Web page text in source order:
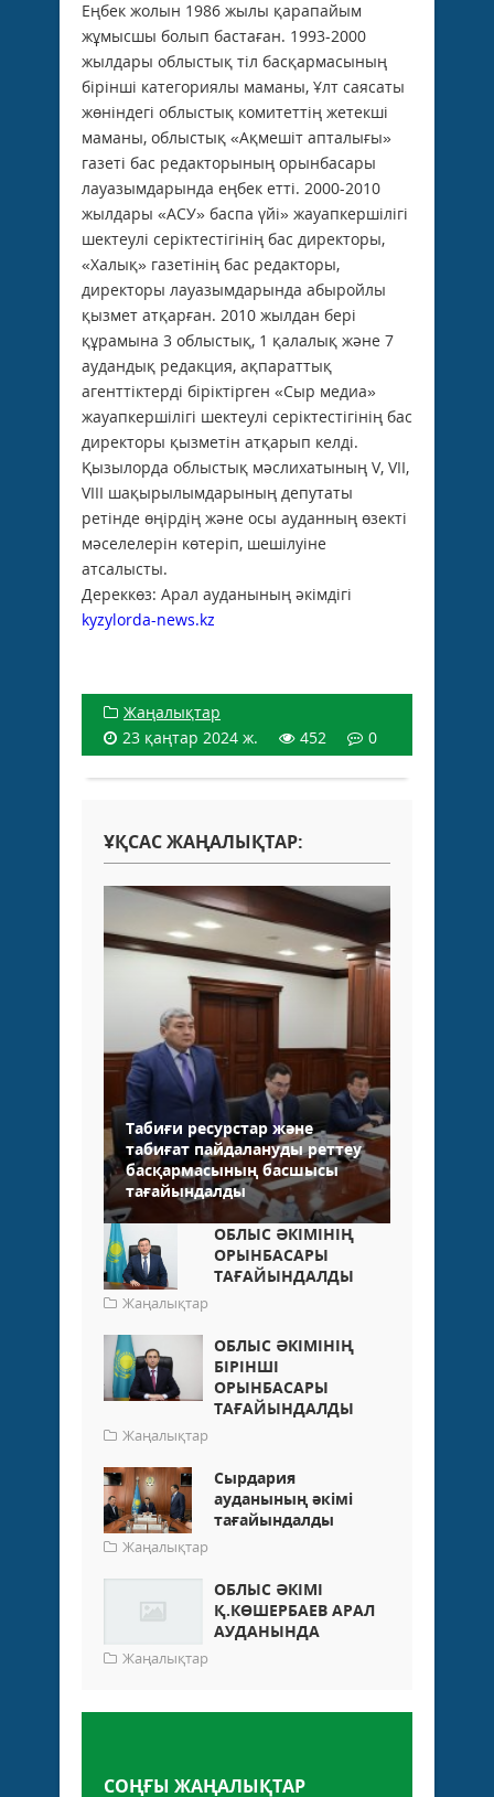
Еңбек жолын 1986 жылы қарапайым
жұмысшы болып бастаған. 1993-2000
жылдары облыстық тіл басқармасының
бірінші категориялы маманы, Ұлт саясаты
жөніндегі облыстық комитеттің жетекші
маманы, облыстық «Ақмешіт апталығы»
газеті бас редакторының орынбасары
лауазымдарында еңбек етті. 2000-2010
жылдары «АСУ» баспа үйі» жауапкершілігі
шектеулі серіктестігінің бас директоры,
«Халық» газетінің бас редакторы,
директоры лауазымдарында абыройлы
қызмет атқарған. 2010 жылдан бері
құрамына 3 облыстық, 1 қалалық және 7
аудандық редакция, ақпараттық
агенттіктерді біріктірген «Сыр медиа»
жауапкершілігі шектеулі серіктестігінің бас
директоры қызметін атқарып келді.
Қызылорда облыстық мәслихатының V, VII,
VIII шақырылымдарының депутаты
ретінде өңірдің және осы ауданның өзекті
мәселелерін көтеріп, шешілуіне
атсалысты.
Дереккөз: Арал ауданының әкімдігі
kyzylorda-news.kz
Жаңалықтар
23 қаңтар 2024 ж.
452 0
ҰҚСАС ЖАҢАЛЫҚТАР:
Табиғи ресурстар және
табиғат пайдалануды реттеу
басқармасының басшысы
тағайындалды
ОБЛЫС ӘКІМІНІҢ
ОРЫНБАСАРЫ
ТАҒАЙЫНДАЛДЫ
Жаңалықтар
ОБЛЫС ӘКІМІНІҢ
БІРІНШІ
ОРЫНБАСАРЫ
ТАҒАЙЫНДАЛДЫ
Жаңалықтар
Сырдария
ауданының әкімі
тағайындалды
Жаңалықтар
ОБЛЫС ӘКІМІ
Қ.КӨШЕРБАЕВ АРАЛ
АУДАНЫНДА
Жаңалықтар
СОҢҒЫ ЖАҢАЛЫҚТАР